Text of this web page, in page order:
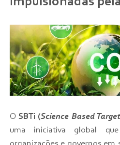
OSBTi (Science Based
uma iniciativa global que